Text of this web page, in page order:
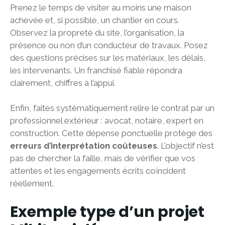
Prenez le temps de visiter au moins une maison
achevée et, si possible, un chantier en cours.
Observez la propreté du site, l’organisation, la
présence ou non d’un conducteur de travaux. Posez
des questions précises sur les matériaux, les délais,
les intervenants. Un franchisé fiable répondra
clairement, chiffres à l’appui.
Enfin, faites systématiquement relire le contrat par un
professionnel extérieur : avocat, notaire, expert en
construction. Cette dépense ponctuelle protège des
erreurs d’interprétation coûteuses. L’objectif n’est
pas de chercher la faille, mais de vérifier que vos
attentes et les engagements écrits coïncident
réellement.
Exemple type d’un projet